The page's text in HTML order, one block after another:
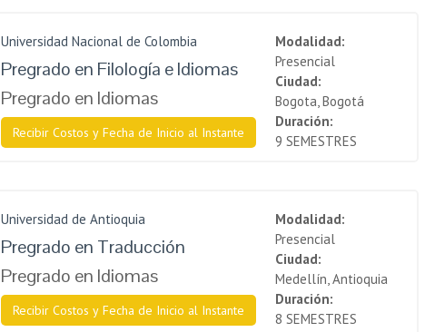
Universidad Nacional de Colombia
Pregrado en Filología e Idiomas
Pregrado en Idiomas
Recibir Costos y Fecha de Inicio al Instante
Modalidad:
Presencial
Ciudad:
Bogota, Bogotá
Duración:
9 SEMESTRES
Universidad de Antioquia
Pregrado en Traducción
Pregrado en Idiomas
Recibir Costos y Fecha de Inicio al Instante
Modalidad:
Presencial
Ciudad:
Medellín, Antioquia
Duración:
8 SEMESTRES